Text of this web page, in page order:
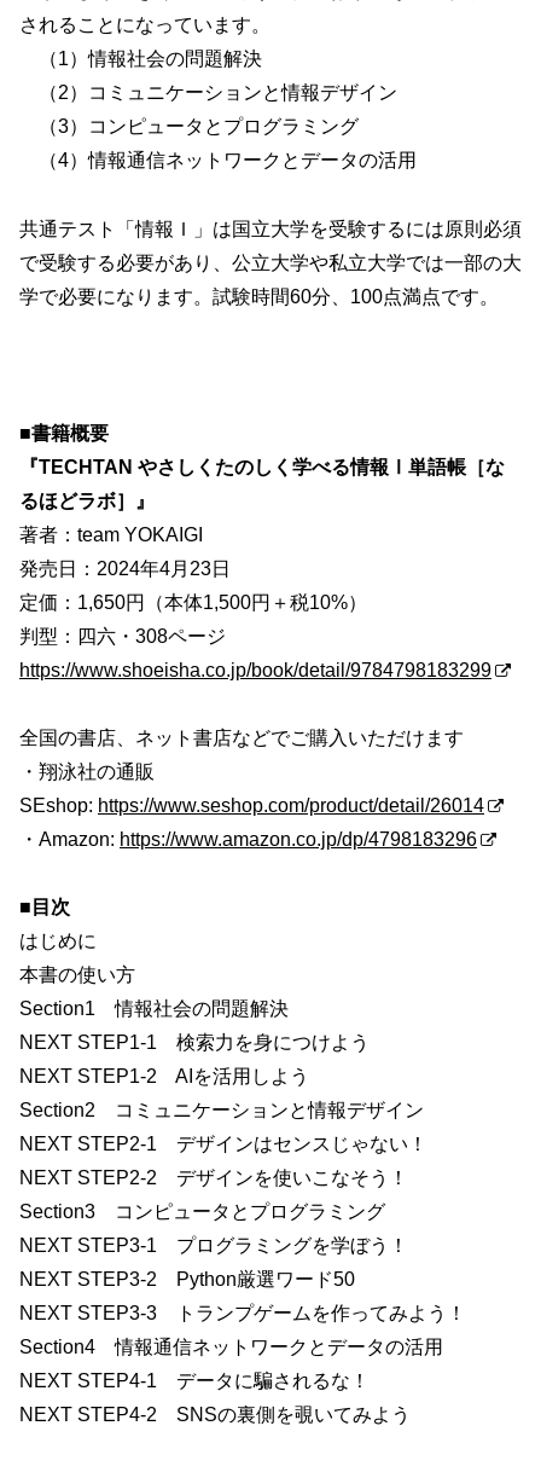
されることになっています。
（1）情報社会の問題解決
（2）コミュニケーションと情報デザイン
（3）コンピュータとプログラミング
（4）情報通信ネットワークとデータの活用
共通テスト「情報Ｉ」は国立大学を受験するには原則必須
で受験する必要があり、公立大学や私立大学では一部の大
学で必要になります。試験時間60分、100点満点です。
■書籍概要
『TECHTAN やさしくたのしく学べる情報Ⅰ単語帳［な
るほどラボ］』
著者：team YOKAIGI
発売日：2024年4月23日
定価：1,650円（本体1,500円＋税10%）
判型：四六・308ページ
https://www.shoeisha.co.jp/book/detail/9784798183299
全国の書店、ネット書店などでご購入いただけます
・翔泳社の通販
SEshop: https://www.seshop.com/product/detail/26014
・Amazon: https://www.amazon.co.jp/dp/4798183296
■目次
はじめに
本書の使い方
Section1 情報社会の問題解決
NEXT STEP1-1 検索力を身につけよう
NEXT STEP1-2 AIを活用しよう
Section2 コミュニケーションと情報デザイン
NEXT STEP2-1 デザインはセンスじゃない！
NEXT STEP2-2 デザインを使いこなそう！
Section3 コンピュータとプログラミング
NEXT STEP3-1 プログラミングを学ぼう！
NEXT STEP3-2 Python厳選ワード50
NEXT STEP3-3 トランプゲームを作ってみよう！
Section4 情報通信ネットワークとデータの活用
NEXT STEP4-1 データに騙されるな！
NEXT STEP4-2 SNSの裏側を覗いてみよう